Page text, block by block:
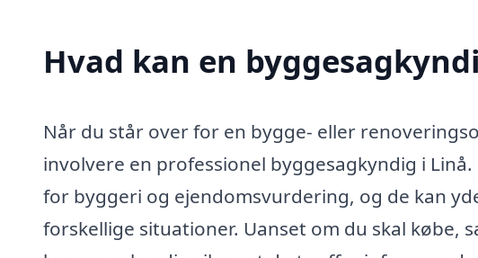
Hvad kan en
Når du står over for en bygge- eller
involvere en professionel byggesagkyndig i
for byggeri og ejendomsvurdering, og de kan
forskellige situationer. Uanset om du skal købe,